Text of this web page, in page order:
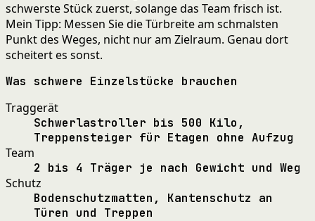
schwerste Stück zuerst, solange das Team frisch ist.
Mein Tipp: Messen Sie die Türbreite am schmalsten
Punkt des Weges, nicht nur am Zielraum. Genau dort
scheitert es sonst.
Was schwere Einzelstücke brauchen
Traggerät
Schwerlastroller bis 500 Kilo,
Treppensteiger für Etagen ohne Aufzug
Team
2 bis 4 Träger je nach Gewicht und Weg
Schutz
Bodenschutzmatten, Kantenschutz an
Türen und Treppen